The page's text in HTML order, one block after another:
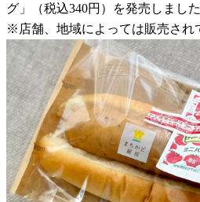
グ」（税込340円）を発売しました
※店舗、地域によっては販売され